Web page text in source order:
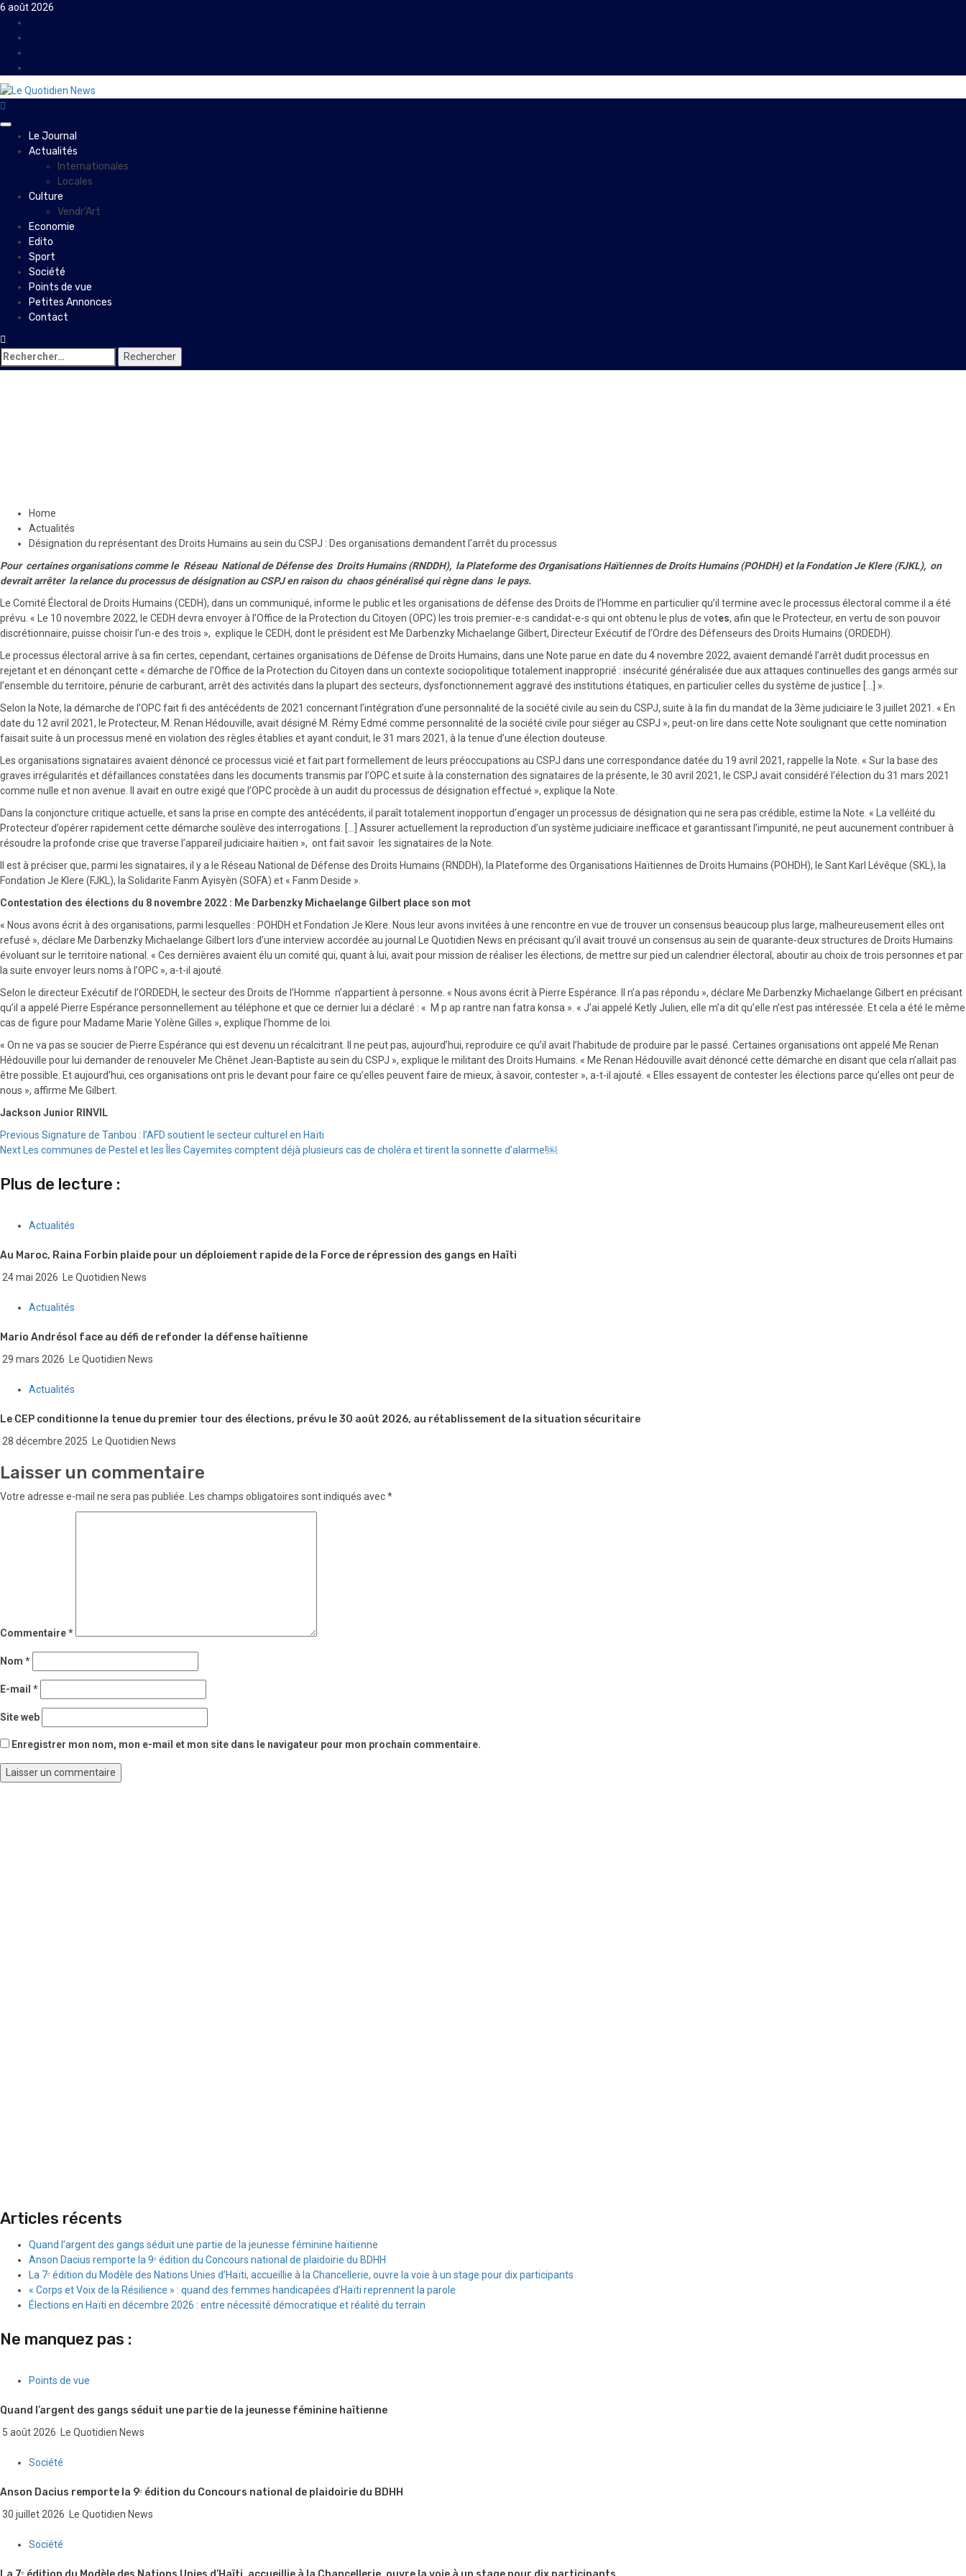
Skip
content
6 août 2026
PrimaryLe Journal
Actualités
Internationales
Locales
Culture
Vendr’Art
Economie
Edito
Sport
Société
Points de vue
Petites Annonces
Contact
Rechercher :
Home
Actualités
Désignation du représentant des Droits Humains au sein du CSPJ : Des organisations demandent l’arrêt du processus
Pour certaines organisations comme le Réseau National de Défense des Droits Humains (RNDDH), la Plateforme des Organisations Haïtiennes de Droits Humains (POHDH) et la Fondation Je Klere (FJKL), on
devrait arrêter la relance du processus de désignation au CSPJ en raison du chaos généralisé qui règne dans le pays.
Le Comité Électoral de Droits Humains (CEDH), dans un communiqué, informe le public et les organisations de défense des Droits de l’Homme en particulier qu’il termine avec le processus électoral comme il a été
prévu. « Le 10 novembre 2022, le CEDH devra envoyer à l’Office de la Protection du Citoyen (OPC) les trois premier-e-s candidat-e-s qui ont obtenu le plus de votes, afin que le Protecteur, en vertu de son pouvoir
discrétionnaire, puisse choisir l’un-e des trois », explique le CEDH, dont le président est Me Darbenzky Michaelange Gilbert, Directeur Exécutif de l’Ordre des Défenseurs des Droits Humains (ORDEDH).
Le processus électoral arrive à sa fin certes, cependant, certaines organisations de Défense de Droits Humains, dans une Note parue en date du 4 novembre 2022, avaient demandé l’arrêt dudit processus en
rejetant et en dénonçant cette « démarche de l’Office de la Protection du Citoyen dans un contexte sociopolitique totalement inapproprié : insécurité généralisée due aux attaques continuelles des gangs armés sur
l’ensemble du territoire, pénurie de carburant, arrêt des activités dans la plupart des secteurs, dysfonctionnement aggravé des institutions étatiques, en particulier celles du système de justice […] ».
Selon la Note, la démarche de l’OPC fait fi des antécédents de 2021 concernant l’intégration d’une personnalité de la société civile au sein du CSPJ, suite à la fin du mandat de la 3ème judiciaire le 3 juillet 2021. « En
date du 12 avril 2021, le Protecteur, M. Renan Hédouville, avait désigné M. Rémy Edmé comme personnalité de la société civile pour siéger au CSPJ », peut-on lire dans cette Note soulignant que cette nomination
faisait suite à un processus mené en violation des règles établies et ayant conduit, le 31 mars 2021, à la tenue d’une élection douteuse.
Les organisations signataires avaient dénoncé ce processus vicié et fait part formellement de leurs préoccupations au CSPJ dans une correspondance datée du 19 avril 2021, rappelle la Note. « Sur la base des
graves irrégularités et défaillances constatées dans les documents transmis par l’OPC et suite à la consternation des signataires de la présente, le 30 avril 2021, le CSPJ avait considéré l’élection du 31 mars 2021
comme nulle et non avenue. Il avait en outre exigé que l’OPC procède à un audit du processus de désignation effectué », explique la Note.
Dans la conjoncture critique actuelle, et sans la prise en compte des antécédents, il paraît totalement inopportun d’engager un processus de désignation qui ne sera pas crédible, estime la Note. « La velléité du
Protecteur d’opérer rapidement cette démarche soulève des interrogations. […] Assurer actuellement la reproduction d’un système judiciaire inefficace et garantissant l’impunité, ne peut aucunement contribuer à
résoudre la profonde crise que traverse l’appareil judiciaire haïtien », ont fait savoir les signataires de la Note.
Il est à préciser que, parmi les signataires, il y a le Réseau National de Défense des Droits Humains (RNDDH), la Plateforme des Organisations Haïtiennes de Droits Humains (POHDH), le Sant Karl Lévêque (SKL), la
Fondation Je Klere (FJKL), la Solidarite Fanm Ayisyèn (SOFA) et « Fanm Deside ».
Contestation des élections du 8 novembre 2022 : Me Darbenzky Michaelange Gilbert place son mot
« Nous avons écrit à des organisations, parmi lesquelles : POHDH et Fondation Je Klere. Nous leur avons invitées à une rencontre en vue de trouver un consensus beaucoup plus large, malheureusement elles ont
refusé », déclare Me Darbenzky Michaelange Gilbert lors d’une interview accordée au journal Le Quotidien News en précisant qu’il avait trouvé un consensus au sein de quarante-deux structures de Droits Humains
évoluant sur le territoire national. « Ces dernières avaient élu un comité qui, quant à lui, avait pour mission de réaliser les élections, de mettre sur pied un calendrier électoral, aboutir au choix de trois personnes et par
la suite envoyer leurs noms à l’OPC », a-t-il ajouté.
Selon le directeur Exécutif de l’ORDEDH, le secteur des Droits de l’Homme n’appartient à personne. « Nous avons écrit à Pierre Espérance. Il n’a pas répondu », déclare Me Darbenzky Michaelange Gilbert en précisant
qu’il a appelé Pierre Espérance personnellement au téléphone et que ce dernier lui a déclaré : « M p ap rantre nan fatra konsa ». « J’ai appelé Ketly Julien, elle m’a dit qu’elle n’est pas intéressée. Et cela a été le même
cas de figure pour Madame Marie Yolène Gilles », explique l’homme de loi.
« On ne va pas se soucier de Pierre Espérance qui est devenu un récalcitrant. Il ne peut pas, aujourd’hui, reproduire ce qu’il avait l’habitude de produire par le passé. Certaines organisations ont appelé Me Renan
Hédouville pour lui demander de renouveler Me Chênet Jean-Baptiste au sein du CSPJ », explique le militant des Droits Humains. « Me Renan Hédouville avait dénoncé cette démarche en disant que cela n’allait pas
être possible. Et aujourd’hui, ces organisations ont pris le devant pour faire ce qu’elles peuvent faire de mieux, à savoir, contester », a-t-il ajouté. « Elles essayent de contester les élections parce qu’elles ont peur de
nous », affirme Me Gilbert.
Jackson Junior RINVIL
Continue
Reading
Previous Signature de Tanbou : l’AFD soutient le secteur culturel en Haïti
Next Les communes de Pestel et les Îles Cayemites comptent déjà plusieurs cas de choléra et tirent la sonnette d’alarme!￼
Plus de lecture :
Actualités
Au Maroc, Raina Forbin plaide pour un déploiement rapide de la Force de répression des gangs en Haïti
24 mai 2026 Le Quotidien News
Actualités
Mario Andrésol face au défi de refonder la défense haïtienne
29 mars 2026 Le Quotidien News
Actualités
Le CEP conditionne la tenue du premier tour des élections, prévu le 30 août 2026, au rétablissement de la situation sécuritaire
28 décembre 2025 Le Quotidien News
Laisser un commentaire
Votre adresse e-mail ne sera pas publiée. Les champs obligatoires sont indiqués avec*
Commentaire*
Nom *
E-mail *
Site web
Enregistrer mon nom, mon e-mail et mon site dans le navigateur pour mon prochain commentaire.
Articles récents
Quand l’argent des gangs séduit une partie de la jeunesse féminine haïtienne
Anson Dacius remporte la 9ᵉ édition du Concours national de plaidoirie du BDHH
La 7ᵉ édition du Modèle des Nations Unies d’Haïti, accueillie à la Chancellerie, ouvre la voie à un stage pour dix participants
« Corps et Voix de la Résilience » : quand des femmes handicapées d’Haïti reprennent la parole
Élections en Haïti en décembre 2026 : entre nécessité démocratique et réalité du terrain
Ne manquez pas :
Points de vue
Quand l’argent des gangs séduit une partie de la jeunesse féminine haïtienne
5 août 2026 Le Quotidien News
Société
Anson Dacius remporte la 9ᵉ édition du Concours national de plaidoirie du BDHH
30 juillet 2026 Le Quotidien News
Société